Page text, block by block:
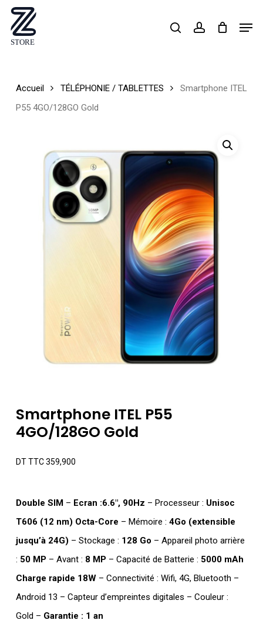
Skip
main
searchaccount
Accueil TÉLÉPHONIE / TABLETTES
Smartphone ITEL
P55 4GO/128GO Gold
Smartphone ITEL P55
4GO/128GO Gold
DT TTC359,900
Double SIM– Ecran :6.6″, 90Hz – Processeur : Unisoc
T606 (12 nm) Octa-Core – Mémoire : 4Go (extensible
jusqu’à 24G) – Stockage : 128 Go – Appareil photo arrière
: 50 MP – Avant : 8 MP – Capacité de Batterie : 5000 mAh
Charge rapide 18W– Connectivité : Wifi, 4G, Bluetooth –
Android 13 – Capteur d’empreintes digitales – Couleur :
Gold – Garantie : 1 an